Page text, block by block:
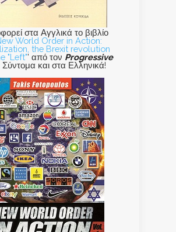
στα Αγγλικά το βιβλίο
World Order in Action:
the Brexit revolution
"Left"' από τον Progressive
Σύντομα και στα Ελληνικά!